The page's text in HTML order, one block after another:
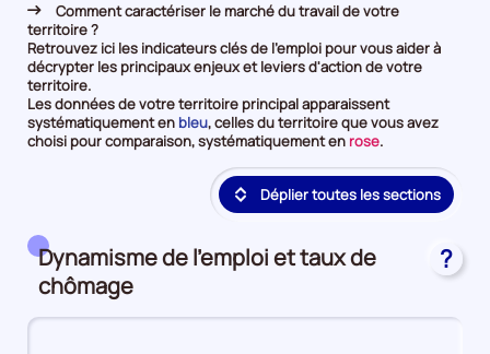
Comment caractériser le marché du travail de votre
territoire ?
Retrouvez ici les indicateurs clés de l'emploi pour vous aider à
décrypter les principaux enjeux et leviers d'action de votre
territoire.
Les données de votre territoire principal apparaissent
systématiquement en bleuet
en
position
par
catégorie
donnée
, celles du territoire que vous avez
choisi pour comparaison, systématiquement en roseet
deuxième
position
par
.
Déplier toutes les sections
Dynamisme de l'emploi et taux de
chômage
?